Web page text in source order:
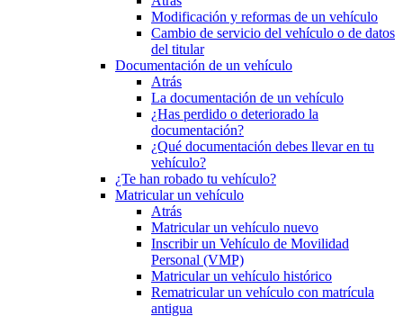
Modificación y reformas de un vehículo
Cambio de servicio del vehículo o de datos
del titular
Documentación de un vehículo
Atrás
La documentación de un vehículo
¿Has perdido o deteriorado la
documentación?
¿Qué documentación debes llevar en tu
vehículo?
¿Te han robado tu vehículo?
Matricular un vehículo
Atrás
Matricular un vehículo nuevo
Inscribir un Vehículo de Movilidad
Personal (VMP)
Matricular un vehículo histórico
Rematricular un vehículo con matrícula
antigua